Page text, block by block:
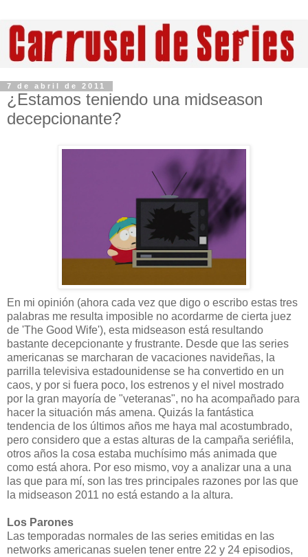
7 de abril de 2011
¿Estamos teniendo una midseason
decepcionante?
En mi opinión (ahora cada vez que digo o escribo estas tres
palabras me resulta imposible no acordarme de cierta juez
de 'The Good Wife'), esta midseason está resultando
bastante decepcionante y frustrante. Desde que las series
americanas se marcharan de vacaciones navideñas, la
parrilla televisiva estadounidense se ha convertido en un
caos, y por si fuera poco, los estrenos y el nivel mostrado
por la gran mayoría de "veteranas", no ha acompañado para
hacer la situación más amena. Quizás la fantástica
tendencia de los últimos años me haya mal acostumbrado,
pero considero que a estas alturas de la campaña seriéfila,
otros años la cosa estaba muchísimo más animada que
como está ahora. Por eso mismo, voy a analizar una a una
las que para mí, son las tres principales razones por las que
la midseason 2011 no está estando a la altura.
Los Parones
Las temporadas normales de las series emitidas en las
networks americanas suelen tener entre 22 y 24 episodios,